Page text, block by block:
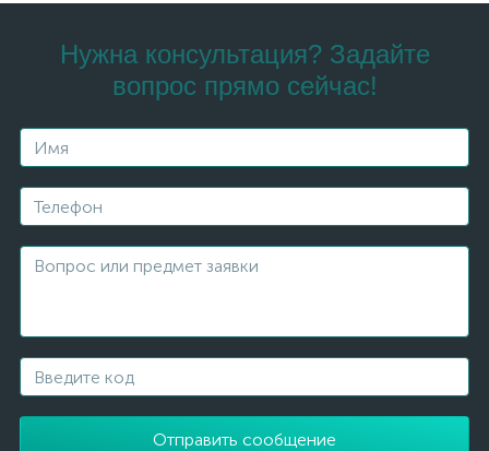
Нужна консультация? Задайте
вопрос прямо сейчас!
Отправить сообщение